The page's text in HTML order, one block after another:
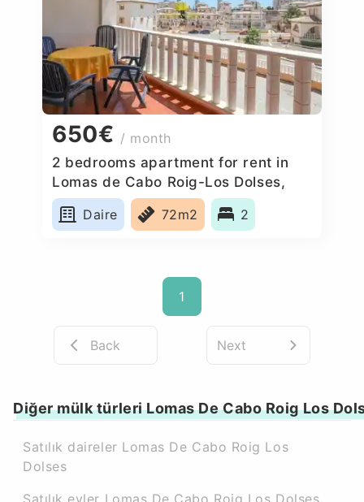
650€ / month
2 bedrooms apartment for rent in
Lomas de Cabo Roig-Los Dolses,
Spain
Daire
72m2 2
1
Back Next
Diğer mülk türleri Lomas De Cabo Roig Los
Satılık daireler Lomas De Cabo Roig Los
Dolses
Satılık evler Lomas De Cabo Roig Los Dolses